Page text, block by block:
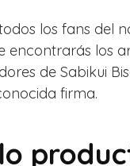
los fans del
encontrarás los
de Sabikui
firma.